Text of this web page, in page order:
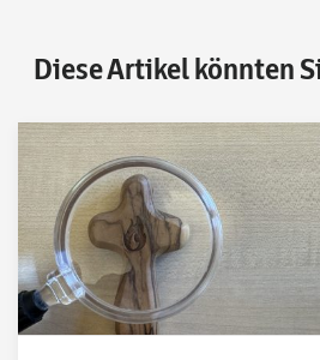
Diese Artikel könnten